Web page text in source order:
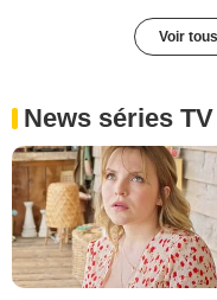
Voir
News séries TV